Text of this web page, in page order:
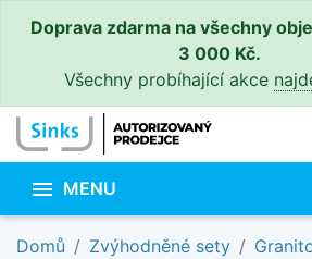
Doprava zdarma na všechny
3 000 Kč.
Všechny probíhající akce
 MENU
Domů Zvýhodněné sety